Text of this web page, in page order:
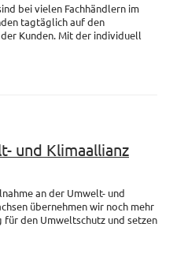
bei vielen Fachhändlern im
tagtäglich auf den
Kunden. Mit der individuell
und Klimaallianz
an der Umwelt- und
übernehmen wir noch mehr
den Umweltschutz und setzen